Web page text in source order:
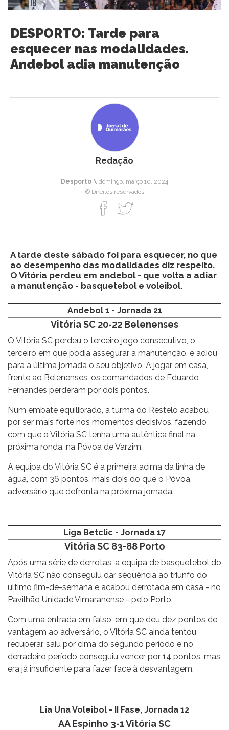
DESPORTO: Tarde para
esquecer nas modalidades.
Andebol adia manutenção
Redação
Desporto \ domingo, março 10, 2024
© Direitos reservados
A tarde deste sábado foi para esquecer, no que
ao desempenho das modalidades diz respeito.
O Vitória perdeu em andebol - que volta a adiar
a manutenção - basquetebol e voleibol.
Andebol 1 - Jornada 21
Vitória SC 20-22 Belenenses
O Vitória SC perdeu o terceiro jogo consecutivo, o
terceiro em que podia assegurar a manutenção, e adiou
para a última jornada o seu objetivo. A jogar em casa,
frente ao Belenenses, os comandados de Eduardo
Fernandes perderam por dois pontos.
Num embate equilibrado, a turma do Restelo acabou
por ser mais forte nos momentos decisivos, fazendo
com que o Vitória SC tenha uma autêntica final na
próxima ronda, na Póvoa de Varzim.
A equipa do Vitória SC é a primeira acima da linha de
água, com 36 pontos, mais dois do que o Póvoa,
adversário que defronta na próxima jornada.
Liga Betclic - Jornada 17
Vitória SC 83-88 Porto
Após uma série de derrotas, a equipa de basquetebol do
Vitória SC não conseguiu dar sequência ao triunfo do
último fim-de-semana e acabou derrotada em casa - no
Pavilhão Unidade Vimaranense - pelo Porto.
Com uma entrada em falso, em que deu dez pontos de
vantagem ao adversário, o Vitória SC ainda tentou
recuperar, saiu por cima do segundo período e no
derradeiro período conseguiu vencer por 14 pontos, mas
era já insuficiente para fazer face à desvantagem.
Lia Una Voleibol - II Fase, Jornada 12
AA Espinho 3-1 Vitória SC